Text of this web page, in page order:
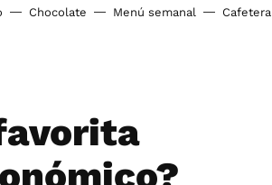
Chocolate Menú semanal Cafetera